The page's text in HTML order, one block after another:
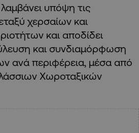
υπόψη τις
χερσαίων και
και αποδίδει
και συνδιαμόρφωση
ανά περιφέρεια, μέσα από
Χωροταξικών